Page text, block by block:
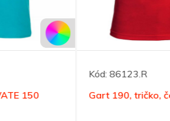
86123.R
Gart 190, tričko, červená, L